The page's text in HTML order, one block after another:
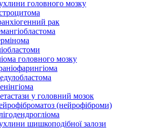
головного мозку
рак
головного мозку
у головний мозок
(нейрофіброми)
шишкоподібної залози